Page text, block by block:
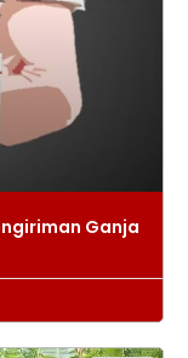
Ganja